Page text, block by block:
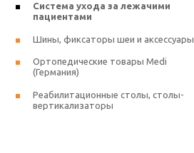
Система ухода за лежачими
пациентами
Шины, фиксаторы шеи и аксессуары
Ортопедические товары Medi
(Германия)
Реабилитационные столы, столы-
вертикализаторы